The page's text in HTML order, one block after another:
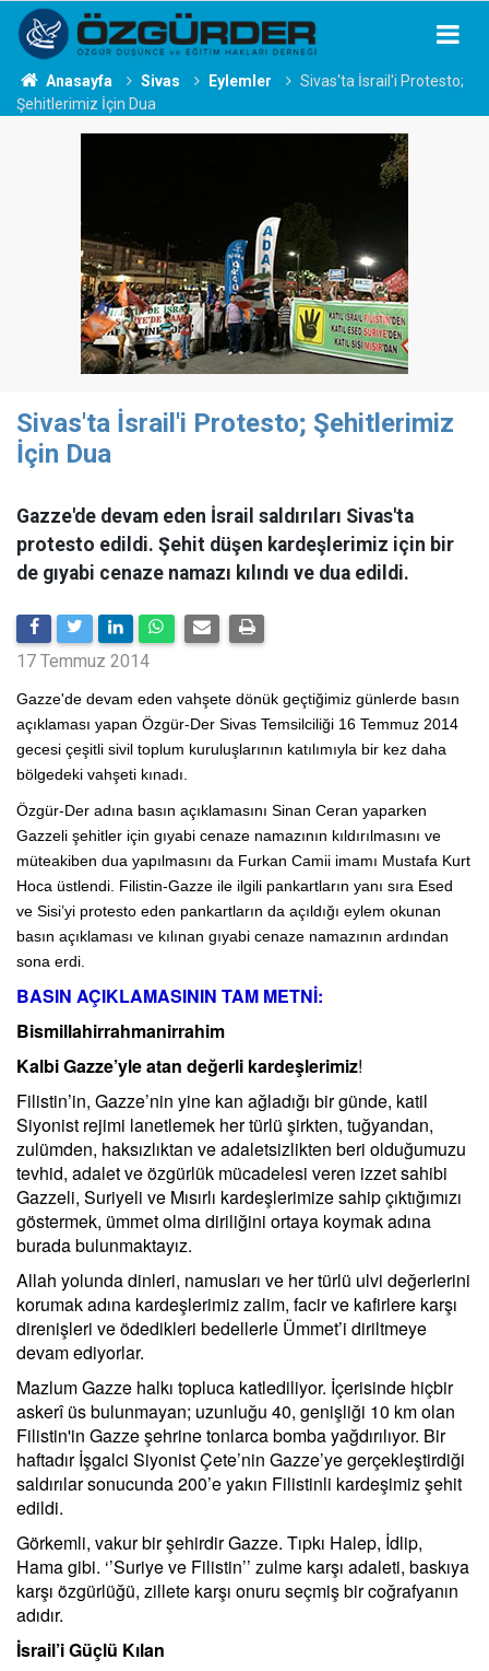
Anasayfa Sivas Eylemler
Sivas'ta İsrail'i Protesto;
Şehitlerimiz İçin Dua
Sivas'ta İsrail'i Protesto; Şehitlerimiz
İçin Dua
Gazze'de devam eden İsrail saldırıları Sivas'ta
protesto edildi. Şehit düşen kardeşlerimiz için bir
de gıyabi cenaze namazı kılındı ve dua edildi.
17 Temmuz 2014
Gazze'de devam eden vahşete dönük geçtiğimiz günlerde basın
açıklaması yapan Özgür-Der Sivas Temsilciliği 16 Temmuz 2014
gecesi çeşitli sivil toplum kuruluşlarının katılımıyla bir kez daha
bölgedeki vahşeti kınadı.
Özgür-Der adına basın açıklamasını Sinan Ceran yaparken
Gazzeli şehitler için gıyabi cenaze namazının kıldırılmasını ve
müteakiben dua yapılmasını da Furkan Camii imamı Mustafa Kurt
Hoca üstlendi. Filistin-Gazze ile ilgili pankartların yanı sıra Esed
ve Sisi’yi protesto eden pankartların da açıldığı eylem okunan
basın açıklaması ve kılınan gıyabi cenaze namazının ardından
sona erdi.
BASIN AÇIKLAMASININ TAM METNİ:
Bismillahirrahmanirrahim
Kalbi Gazze’yle atan değerli kardeşlerimiz!
Filistin’in, Gazze’nin yine kan ağladığı bir günde, katil
Siyonist rejimi lanetlemek her türlü şirkten, tuğyandan,
zulümden, haksızlıktan ve adaletsizlikten beri olduğumuzu
tevhid, adalet ve özgürlük mücadelesi veren izzet sahibi
Gazzeli, Suriyeli ve Mısırlı kardeşlerimize sahip çıktığımızı
göstermek, ümmet olma diriliğini ortaya koymak adına
burada bulunmaktayız.
Allah yolunda dinleri, namusları ve her türlü ulvi değerlerini
korumak adına kardeşlerimiz zalim, facir ve kafirlere karşı
direnişleri ve ödedikleri bedellerle Ümmet’i diriltmeye
devam ediyorlar.
Mazlum Gazze halkı topluca katlediliyor. İçerisinde hiçbir
askerî üs bulunmayan; uzunluğu 40, genişliği 10 km olan
Filistin'in Gazze şehrine tonlarca bomba yağdırılıyor. Bir
haftadır İşgalci Siyonist Çete’nin Gazze’ye gerçekleştirdiği
saldırılar sonucunda 200’e yakın Filistinli kardeşimiz şehit
edildi.
Görkemli, vakur bir şehirdir Gazze. Tıpkı Halep, İdlip,
Hama gibi. ‘’Suriye ve Filistin’’ zulme karşı adaleti, baskıya
karşı özgürlüğü, zillete karşı onuru seçmiş bir coğrafyanın
adıdır.
İsrail’i Güçlü Kılan